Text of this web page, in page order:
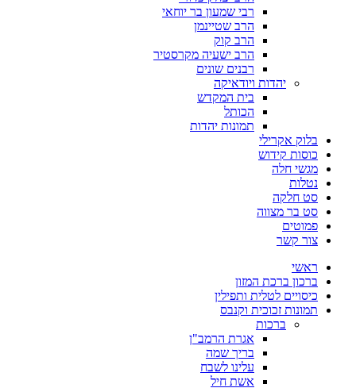
רבי שמעון בר יוחאי
הרב שטיינמן
הרב קוק
הרב ישעיה מקרסטיר
רבנים שונים
יהדות ויודאיקה
בית המקדש
הכותל
תמונות יהדות
בלוק אקרילי
כוסות קידוש
מגשי חלה
נטלות
סט חלקה
סט בר מצווה
פמוטים
צור קשר
ראשי
ברכון ברכת המזון
כיסויים לטלית ותפילין
תמונות זכוכית וקנבס
ברכות
אגרת הרמב"ן
בריך שמה
עלינו לשבח
אשת חיל